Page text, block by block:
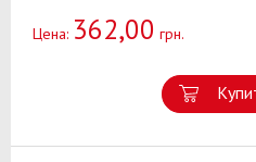
Цена: 362,00 грн.